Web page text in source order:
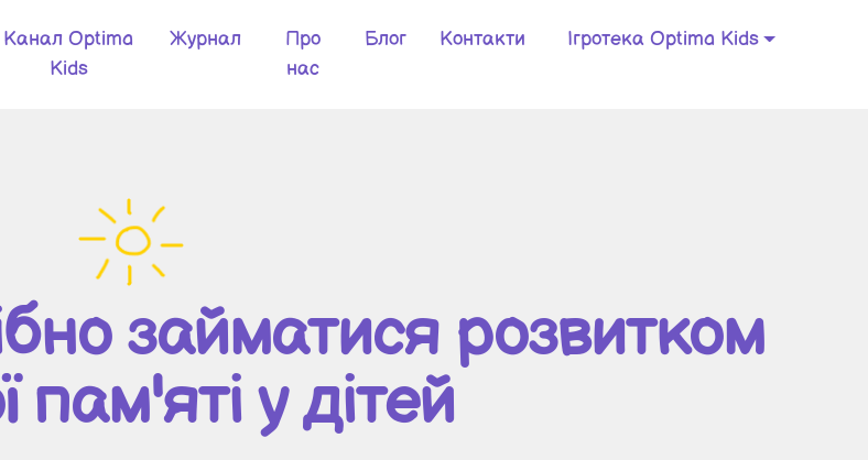
Канал Optima
Kids
Журнал
Про
нас
Блог Контакти Ігротека Optima Kids
займатися розвитком
пам'яті у дітей